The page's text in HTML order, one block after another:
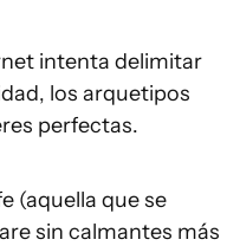
intenta delimitar
los arquetipos
perfectas.
(aquella que se
sin calmantes más